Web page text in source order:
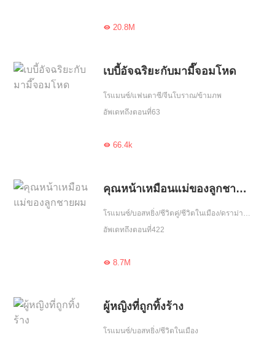
20.8M
เบบี้อัจฉริยะกับมามี๊จอมโหด
โรแมนซ์/แฟนตาซี/จีนโบราณ/ข้ามภพ
อัพเดทถึงตอนที่63
66.4k
คุณหน้าเหมือนแม่ของลูกชายผม
โรแมนซ์/บอสหยิ่ง/ชีวิตคู่/ชีวิตในเมือง/ดราม่า/ฮอต/รักหวานฉ่ำ/หนีพร้อมลูก/ความรัก/รักคืนเดียว/รักเดียวใจเดียว/เอาแต่ใจ
อัพเดทถึงตอนที่422
8.7M
ผู้หญิงที่ถูกทิ้งร้าง
โรแมนซ์/บอสหยิ่ง/ชีวิตในเมือง